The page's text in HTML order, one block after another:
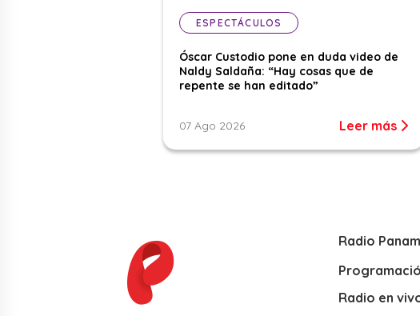
ESPECTÁCULOS
Óscar Custodio pone en duda video de
Naldy Saldaña: “Hay cosas que de
repente se han editado”
07 Ago 2026 Leer más
Radio
Radio en